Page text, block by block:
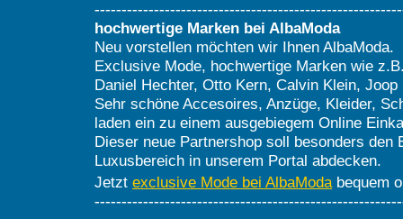
hochwertige Marken bei AlbaModa
Neu vorstellen möchten wir Ihnen AlbaModa.
Exclusive Mode, hochwertige Marken wie
Daniel Hechter, Otto Kern, Calvin Klein, Joop
Sehr schöne Accesoires, Anzüge, Kleider,
laden ein zu einem ausgebiegem Online
Dieser neue Partnershop soll besonders den
Luxusbereich in unserem Portal abdecken.
Jetzt exclusive Mode bei AlbaModabequem